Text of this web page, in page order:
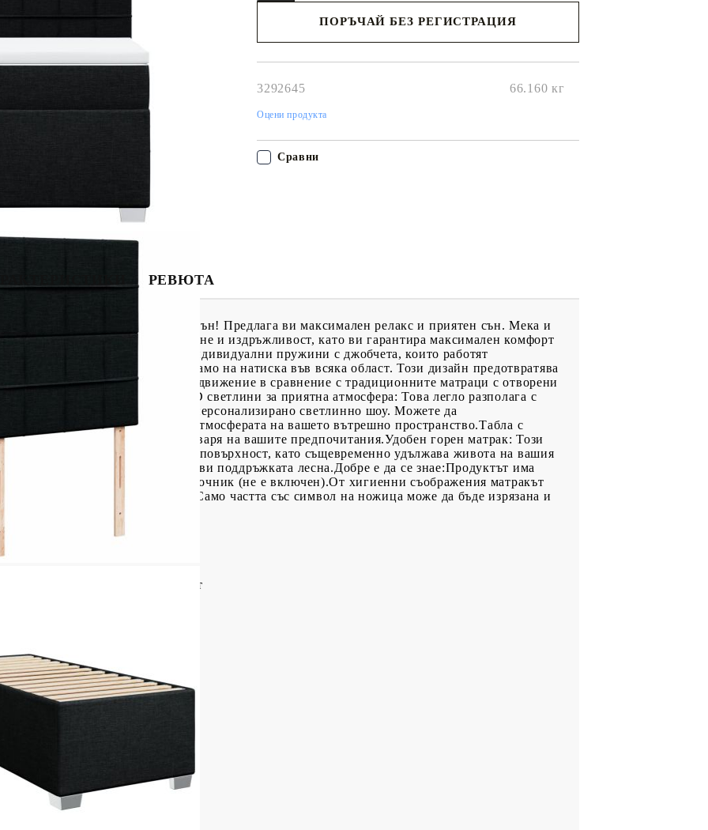
ПОРЪЧАЙ БЕЗ РЕГИСТРАЦИЯ
3292645 66.160 кг
Оцени продукта
Сравни
РЕВЮТА
за да се насладите на спокоен сън! Предлага ви максимален релакс и приятен сън. Мека и
материя съчетава мекота, дишане и издръжливост, като ви гарантира максимален комфорт
матрак с джоб пружини има индивидуални пружини с джобчета, които работят
опора, като реагират само на натиска във всяка област. Този дизайн предотвратява
и намалява прехвърлянето на движение в сравнение с традиционните матраци с отворени
тялото индивидуално.LED светлини за приятна атмосфера: Това легло разполага с
се регулират, за да се създаде персонализирано светлинно шоу. Можете да
и яркостта, за да подобрите атмосферата на вашето вътрешно пространство.Табла с
на височина, за да отговаря на вашите предпочитания.Удобен горен матрак: Този
със своята мека, дишаща повърхност, като същевременно удължава живота на вашия
лесно изпиране, което прави поддръжката лесна.Добре е да се знае:Продуктът има
5V USB захранващ източник (не е включен).От хигиенни съображения матракът
е отстранена или отворена.Само частта със символ на ножица може да бъде изрязана и
както преди.
инженерно дърво, шперплат
пяна